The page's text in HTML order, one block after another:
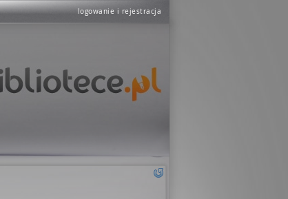
logowanie i rejestracja